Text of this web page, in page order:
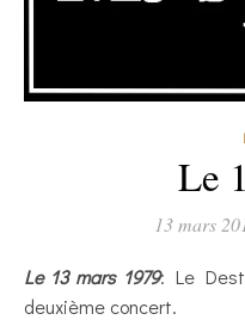
Le
13 mars
Le 13 mars 1979: Le
deuxième concert.